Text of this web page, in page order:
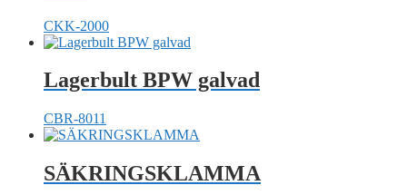
CKK-2000
Lagerbult BPW galvad
CBR-8011
SÄKRINGSKLAMMA